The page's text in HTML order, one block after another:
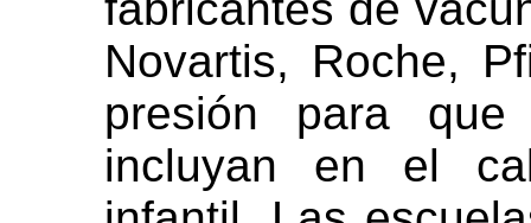
Novartis, Roche,
presión para
incluyan en el